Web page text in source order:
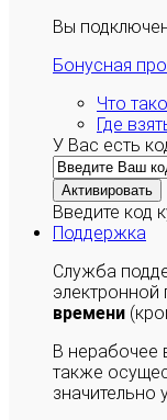
Вы
Бонусная
Что
Где
У Вас есть
Активировать
Введите код
Поддержка
Служба
времени
В нерабочее
также
значительно